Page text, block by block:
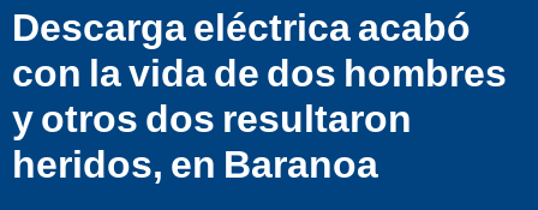
Descarga eléctrica acabó
con la vida de dos hombres
y otros dos resultaron
heridos, en Baranoa